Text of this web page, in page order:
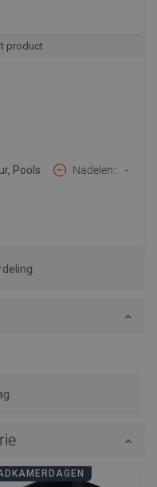
product
Pools
Nadelen: -